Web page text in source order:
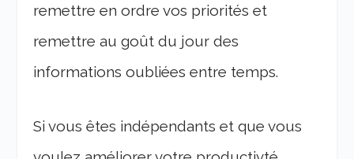
remettre en ordre vos priorités et
remettre au goût du jour des
informations oubliées entre temps.
Si vous êtes indépendants et que vous